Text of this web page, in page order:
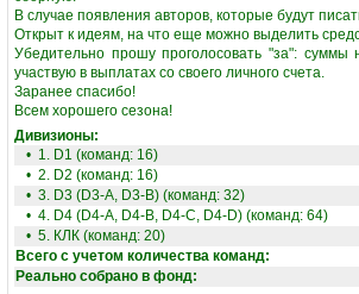
В случае появления авторов, которые будут
Открыт к идеям, на что еще можно выделить
Убедительно прошу проголосовать "за":
участвую в выплатах со своего личного счета.
Заранее спасибо!
Всем хорошего сезона!
Дивизионы:
• 1. D1 (команд: 16)
• 2. D2 (команд: 16)
• 3. D3 (D3-A, D3-B) (команд: 32)
• 4. D4 (D4-A, D4-B, D4-C, D4-D) (команд: 64)
• 5. КЛК (команд: 20)
Всего с учетом количества команд:
Реально собрано в фонд: